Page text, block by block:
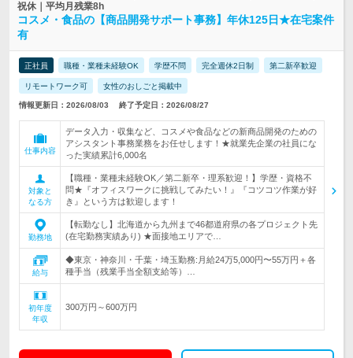
祝休｜平均月残業8h
コスメ・食品の【商品開発サポート事務】年休125日★在宅案件
有
正社員 職種・業種未経験OK 学歴不問 完全週休2日制 第二新卒歓迎
リモートワーク可 女性のおしごと掲載中
情報更新日：2026/08/03 終了予定日：2026/08/27
仕事内容
データ入力・収集など、コスメや食品などの新商品開発のための
アシスタント事務業務をお任せします！★就業先企業の社員にな
った実績累計6,000名
対象と
なる方
【職種・業種未経験OK／第二新卒・理系歓迎！】学歴・資格不
問★『オフィスワークに挑戦してみたい！』『コツコツ作業が好
き』という方は歓迎します！
勤務地
【転勤なし】北海道から九州まで46都道府県の各プロジェクト先
(在宅勤務実績あり) ★面接地エリアで…
給与
◆東京・神奈川・千葉・埼玉勤務:月給24万5,000円〜55万円＋各
種手当（残業手当全額支給等）…
初年度
年収
300万円～600万円